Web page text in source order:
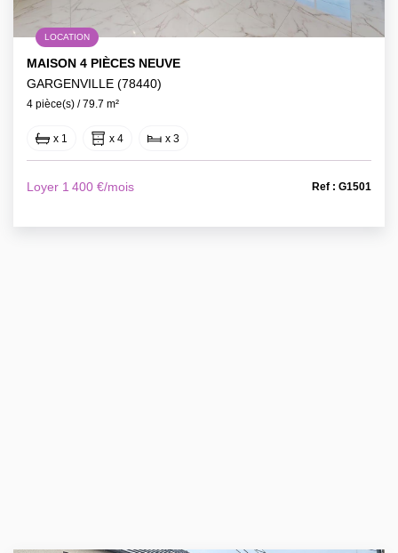
LOCATION
MAISON 4 PIÈCES NEUVE
GARGENVILLE (78440)
4 pièce(s) / 79.7 m²
x 1 x 4 x 3
Loyer 1 400 €/mois Ref : G1501